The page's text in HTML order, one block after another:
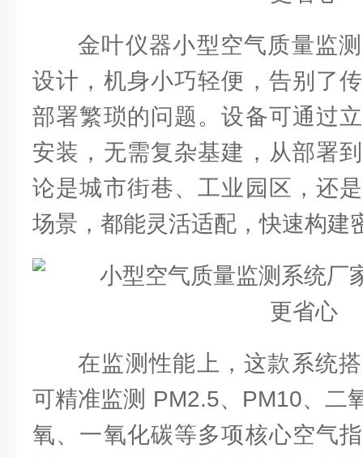
金叶仪器小型空气质量监
设计，机身小巧轻便，告别了
部署繁琐的问题。设备可通过
安装，无需复杂基建，从部署
论是城市街巷、工业园区，还
场景，都能灵活适配，快速构建
在监测性能上，这款系统
可精准监测 PM2.5、PM10、二
氧、一氧化碳等多项核心空气